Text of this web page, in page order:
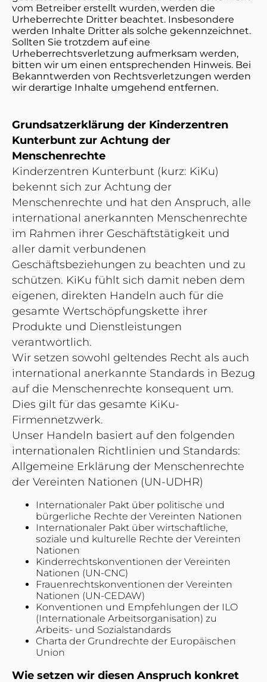
vom Betreiber erstellt wurden, werden die
Urheberrechte Dritter beachtet. Insbesondere
werden Inhalte Dritter als solche gekennzeichnet.
Sollten Sie trotzdem auf eine
Urheberrechtsverletzung aufmerksam werden,
bitten wir um einen entsprechenden Hinweis. Bei
Bekanntwerden von Rechtsverletzungen werden
wir derartige Inhalte umgehend entfernen.
Grundsatzerklärung der Kinderzentren
Kunterbunt zur Achtung der
Menschenrechte
Kinderzentren Kunterbunt (kurz: KiKu)
bekennt sich zur Achtung der
Menschenrechte und hat den Anspruch, alle
international anerkannten Menschenrechte
im Rahmen ihrer Geschäftstätigkeit und
aller damit verbundenen
Geschäftsbeziehungen zu beachten und zu
schützen. KiKu fühlt sich damit neben dem
eigenen, direkten Handeln auch für die
gesamte Wertschöpfungskette ihrer
Produkte und Dienstleistungen
verantwortlich.
Wir setzen sowohl geltendes Recht als auch
international anerkannte Standards in Bezug
auf die Menschenrechte konsequent um.
Dies gilt für das gesamte KiKu-
Firmennetzwerk.
Unser Handeln basiert auf den folgenden
internationalen Richtlinien und Standards:
Allgemeine Erklärung der Menschenrechte
der Vereinten Nationen (UN-UDHR)
Internationaler Pakt über politische und
bürgerliche Rechte der Vereinten Nationen
Internationaler Pakt über wirtschaftliche,
soziale und kulturelle Rechte der Vereinten
Nationen
Kinderrechtskonventionen der Vereinten
Nationen (UN-CNC)
Frauenrechtskonventionen der Vereinten
Nationen (UN-CEDAW)
Konventionen und Empfehlungen der ILO
(Internationale Arbeitsorganisation) zu
Arbeits- und Sozialstandards
Charta der Grundrechte der Europäischen
Union
Wie setzen wir diesen Anspruch konkret